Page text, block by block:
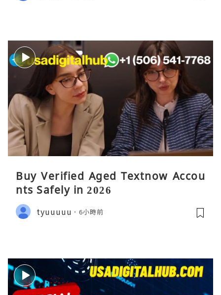
Buy Verified Aged Textnow Accou
nts Safely in 2026
tyuuuuu 6小時前